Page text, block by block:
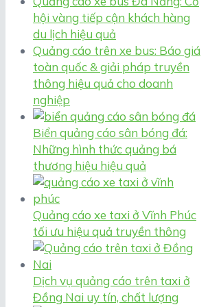
hội vàng tiếp cận khách hàng
du lịch hiệu quả
Quảng cáo trên xe bus: Báo giá
toàn quốc & giải pháp truyền
thông hiệu quả cho doanh
nghiệp
Biển quảng cáo sân bóng đá:
Những hình thức quảng bá
thương hiệu hiệu quả
Quảng cáo xe taxi ở Vĩnh Phúc
tối ưu hiệu quả truyền thông
Dịch vụ quảng cáo trên taxi ở
Đồng Nai uy tín, chất lượng